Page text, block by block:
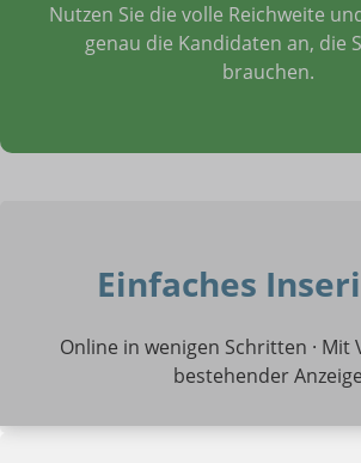
Nutzen Sie die volle Reichweite
genau die Kandidaten an, die
brauchen.
Einfaches
Online in wenigen Schritten · Mit
bestehender Anzeige